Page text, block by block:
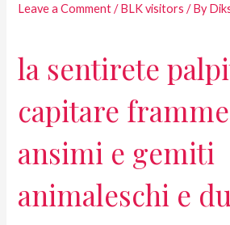
Leave a Comment /BLK visitors / By
la sentirete
capitare
ansimi e gemiti
animaleschi e